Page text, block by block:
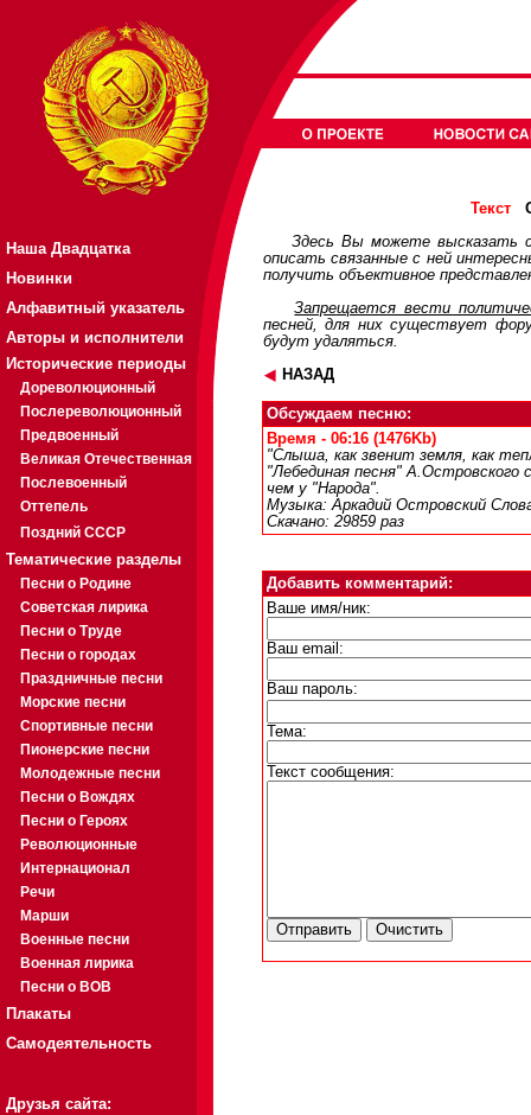
Наша Двадцатка
Новинки
Алфавитный указатель
Авторы и исполнители
Исторические периоды
Дореволюционный
Послереволюционный
Предвоенный
Великая Отечественная
Послевоенный
Оттепель
Поздний СССР
Тематические разделы
Песни о Родине
Советская лирика
Песни о Труде
Песни о городах
Праздничные песни
Морские песни
Спортивные песни
Пионерские песни
Молодежные песни
Песни о Вождях
Песни о Героях
Революционные
Интернационал
Речи
Марши
Военные песни
Военная лирика
Песни о ВОВ
Плакаты
Самодеятельность
Друзья сайта:
Текст
Здесь Вы можете высказать
описать связанные с ней
получить объективное
Запрещается вести
песней, для них существует
будут удаляться.
НАЗАД
Обсуждаем песню:
Время - 06:16 (1476Kb)
"Слыша, как звенит земля, как
"Лебединая песня"
чем у "Народа".
Музыка: Аркадий Островский
Скачано: 29859 раз
Добавить комментарий:
Ваше имя/ник:
Ваш email:
Ваш пароль:
Тема:
Текст сообщения: